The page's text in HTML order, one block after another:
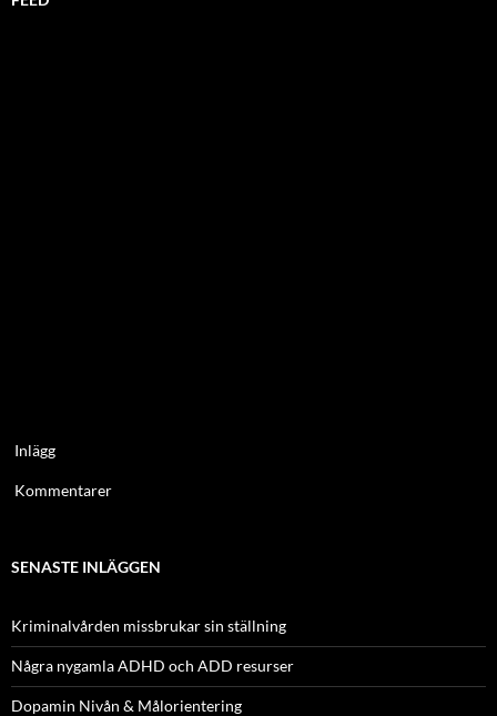
Inlägg
Kommentarer
SENASTE INLÄGGEN
Kriminalvården missbrukar sin ställning
Några nygamla ADHD och ADD resurser
Dopamin Nivån & Målorientering